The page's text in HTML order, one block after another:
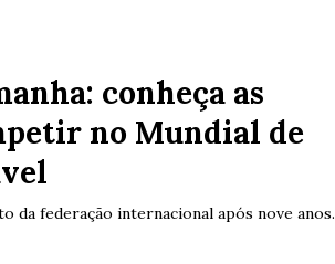
conheça as
no Mundial de
federação internacional após nove anos.